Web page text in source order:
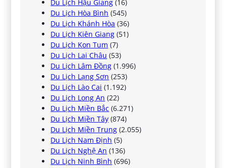
Du Lịch Hậu Giang (16)
Du Lịch Hòa Bình (545)
Du Lịch Khánh Hòa (36)
Du Lịch Kiên Giang (51)
Du Lịch Kon Tum (7)
Du Lịch Lai Châu (53)
Du Lịch Lâm Đồng (1.996)
Du Lịch Lạng Sơn (253)
Du Lịch Lào Cai (1.192)
Du Lịch Long An (22)
Du Lịch Miền Bắc (6.271)
Du Lịch Miền Tây (874)
Du Lịch Miền Trung (2.055)
Du Lịch Nam Định (5)
Du Lịch Nghệ An (136)
Du Lịch Ninh Bình (696)